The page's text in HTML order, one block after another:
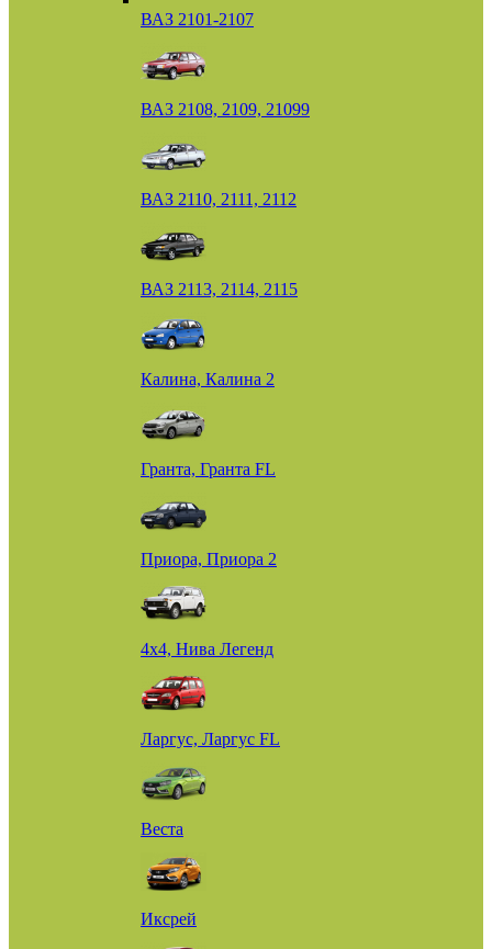
ВАЗ 2101-2107
ВАЗ 2108, 2109, 21099
ВАЗ 2110, 2111, 2112
ВАЗ 2113, 2114, 2115
Калина, Калина 2
Гранта, Гранта FL
Приора, Приора 2
4х4, Нива Легенд
Ларгус, Ларгус FL
Веста
Иксрей